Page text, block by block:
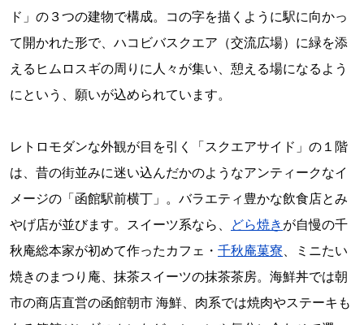
ド」の３つの建物で構成。コの字を描くように駅に向かっ
て開かれた形で、ハコビバスクエア（交流広場）に緑を添
えるヒムロスギの周りに人々が集い、憩える場になるよう
にという、願いが込められています。
レトロモダンな外観が目を引く「スクエアサイド」の１階
は、昔の街並みに迷い込んだかのようなアンティークなイ
メージの「函館駅前横丁」。バラエティ豊かな飲食店とみ
やげ店が並びます。スイーツ系なら、 どら焼きが自慢の千
秋庵総本家が初めて作ったカフェ・ 千秋庵菓寮、ミニたい
焼きのまつり庵、抹茶スイーツの抹茶茶房。海鮮丼では朝
市の商店直営の函館朝市 海鮮、肉系では焼肉やステーキも